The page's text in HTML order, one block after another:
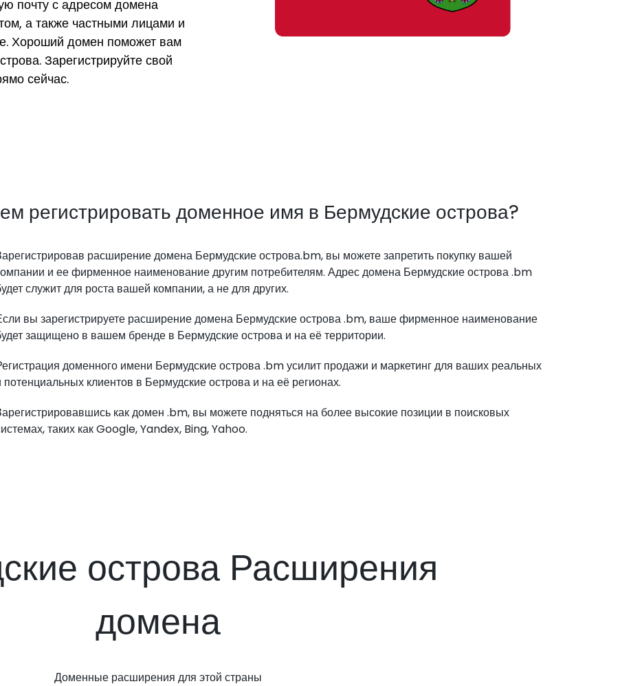
почту с адресом домена
а также частными лицами и
Хороший домен поможет вам
Зарегистрируйте свой
сейчас.
регистрировать доменное имя в Бермудские острова?
расширение домена Бермудские острова.bm, вы можете запретить покупку вашей
и ее фирменное наименование другим потребителям. Адрес домена Бермудские острова .bm
служит для роста вашей компании, а не для других.
вы зарегистрируете расширение домена Бермудские острова .bm, ваше фирменное наименование
защищено в вашем бренде в Бермудские острова и на её территории.
доменного имени Бермудские острова .bm усилит продажи и маркетинг для ваших реальных
потенциальных клиентов в Бермудские острова и на её регионах.
как домен .bm, вы можете подняться на более высокие позиции в поисковых
таких как Google, Yandex, Bing, Yahoo.
острова Расширения
домена
Доменные расширения для этой страны